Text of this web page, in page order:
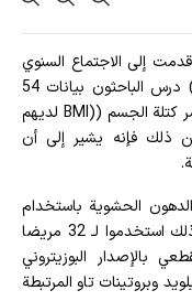
قدمت إلى الاجتماع السنوي
للجمعية الاشعاعية لأمريكا الشمالية (RSNA) درس الباحثون بيانات 54
مشتركا أعمارهم 40-60 عاما كان متوسط ​​مؤشر كتلة الجسم ((BMI لديهم
المؤشر 24.9 وأقل من ذلك فإنه يشير إلى أن
الحشوية باستخدام
التصوير بالرنين المغناطيسي. وبالإضافة إلى ذلك استخدموا لـ 32 مريضا
بالإصدار البوزيتروني
وبروتينات تاو المرتبطة